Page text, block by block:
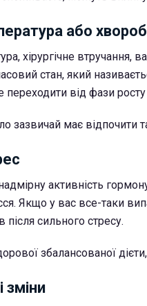
або
хірургічне втручання,
стан, який
від фази
зазвичай має відпочити
активність
Якщо у вас все-таки
після сильного стресу.
збалансованої
зміни